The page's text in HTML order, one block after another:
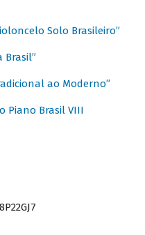
Solo Brasileiro”
Brasil”
ao Moderno”
Piano Brasil VIII